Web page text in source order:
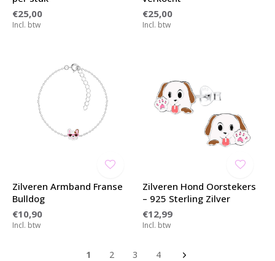
€25,00
Incl. btw
€25,00
Incl. btw
Zilveren Armband Franse
Bulldog
€10,90
Incl. btw
Zilveren Hond Oorstekers
– 925 Sterling Zilver
€12,99
Incl. btw
1 2 3 4